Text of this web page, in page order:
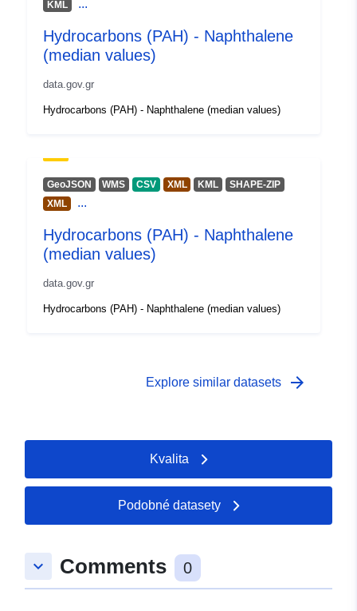
Prístupové práva:
Typ:
Zdroj:
KML
...
Hydrocarbons (PAH) - Naphthalene
(median values)
data.gov.gr
Hydrocarbons (PAH) - Naphthalene (median values)
GeoJSON WMS CSV XML KML
SHAPE-ZIP
XML
...
Hydrocarbons (PAH) - Naphthalene
(median values)
data.gov.gr
Hydrocarbons (PAH) - Naphthalene (median values)
Explore similar datasets arrow_forward
Kvalita
Podobné datasety
keyboard_arrow_down Comments 0